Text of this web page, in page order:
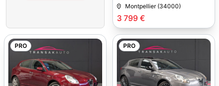
3 799 €
Manuelle
Montpellier (34000)
PRO PRO